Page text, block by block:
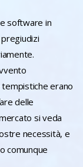
software in
erano
delle
si veda
necessità, e
comunque